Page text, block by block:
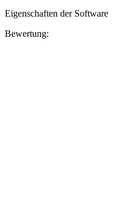
Eigenschaften der Software
Bewertung: